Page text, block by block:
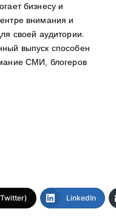
бизнесу и
внимания и
своей аудитории.
выпуск способен
СМИ, блогеров
LinkedIn